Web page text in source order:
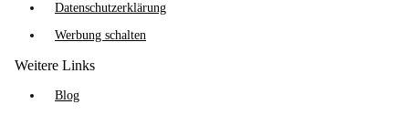
Datenschutzerklärung
Werbung schalten
Weitere Links
Blog